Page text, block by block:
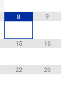
8 9
15 16
22 23